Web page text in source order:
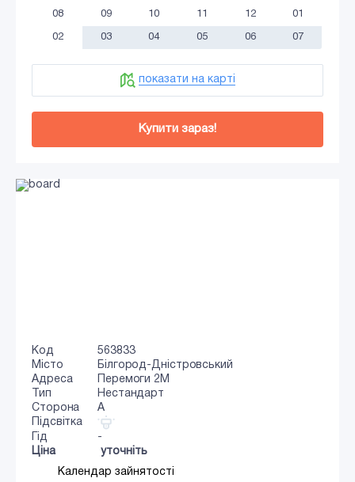
08 09 10 11 12 01
02 03 04 05 06 07
показати на карті
Купити зараз!
Код
563833
Місто
Білгород-Дністровський
Адреса
Перемоги 2М
Тип
Нестандарт
Сторона
A
Підсвітка
Гід
-
Ціна
уточніть
Календар зайнятості